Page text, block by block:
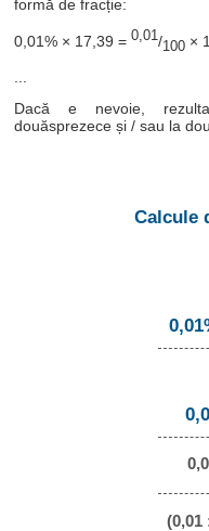
formă de fracție:
0,01% × 17,39 =0,01 /100 ×
Dacă e nevoie,
douăsprezece și / sau la
Calcule
(0,01